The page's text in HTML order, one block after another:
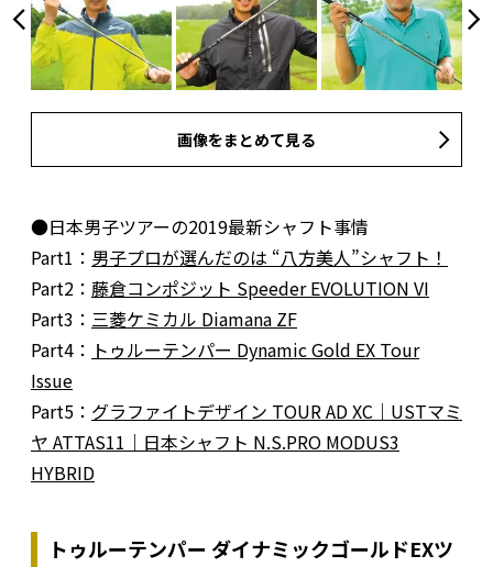
画像をまとめて見る
●日本男子ツアーの2019最新シャフト事情
Part1： 男子プロが選んだのは “八方美人”シャフト！
Part2： 藤倉コンポジット Speeder EVOLUTION VI
Part3： 三菱ケミカル Diamana ZF
Part4： トゥルーテンパー Dynamic Gold EX Tour
Issue
Part5： グラファイトデザイン TOUR AD XC｜USTマミ
ヤ ATTAS11｜日本シャフト N.S.PRO MODUS3
HYBRID
トゥルーテンパー ダイナミックゴールドEXツ